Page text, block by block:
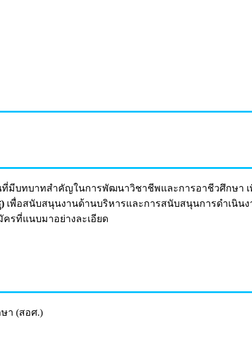
มีบทบาทสำคัญในการพัฒนาวิชาชีพและการอาชีวศึกษา
เพื่อสนับสนุนงานด้านบริหารและการสนับสนุนการดำเนิ
ครที่แนบมาอย่างละเอียด
า (สอศ.)